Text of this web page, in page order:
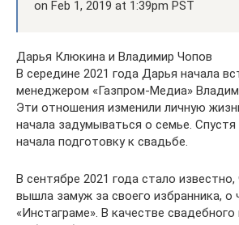
on Feb 1, 2019 at 1:39pm PST
Дарья Клюкина и Владимир Чопов
В середине 2021 года Дарья начала
менеджером «Газпром-Медиа»
Эти отношения изменили личную
начала задумываться о семье. Спустя
начала подготовку к свадьбе.
В сентябре 2021 года стало
вышла замуж за своего избранника,
«Инстаграме». В качестве